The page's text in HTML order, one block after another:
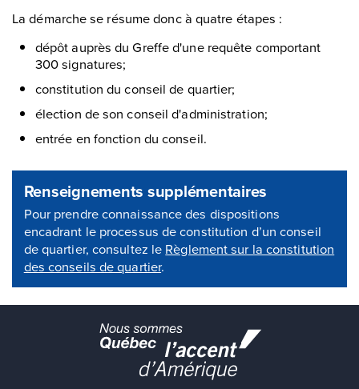
La démarche se résume donc à quatre étapes :
dépôt auprès du Greffe d'une requête comportant
300 signatures;
constitution du conseil de quartier;
élection de son conseil d'administration;
entrée en fonction du conseil.
Renseignements supplémentaires
Pour prendre connaissance des dispositions
encadrant le processus de constitution d’un conseil
de quartier, consultez le Règlement sur la constitution
des conseils de quartier.